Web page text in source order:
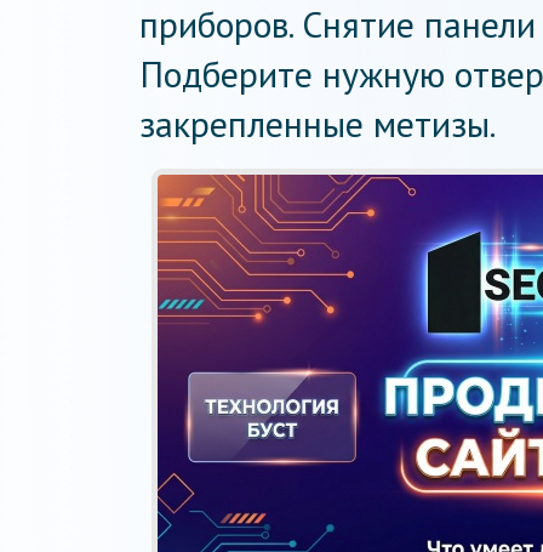
приборов. Снятие
Подберите нужную
закрепленные метизы.